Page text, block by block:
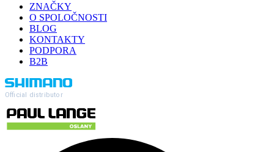
ZNAČKY
O SPOLOČNOSTI
BLOG
KONTAKTY
PODPORA
B2B
Official distributor